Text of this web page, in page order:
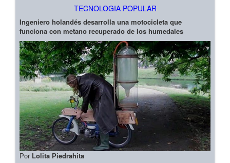
TECNOLOGIA POPULAR
Ingeniero holandés desarrolla una motocicleta que
funciona con metano recuperado de los humedales
Por Lolita Piedrahita